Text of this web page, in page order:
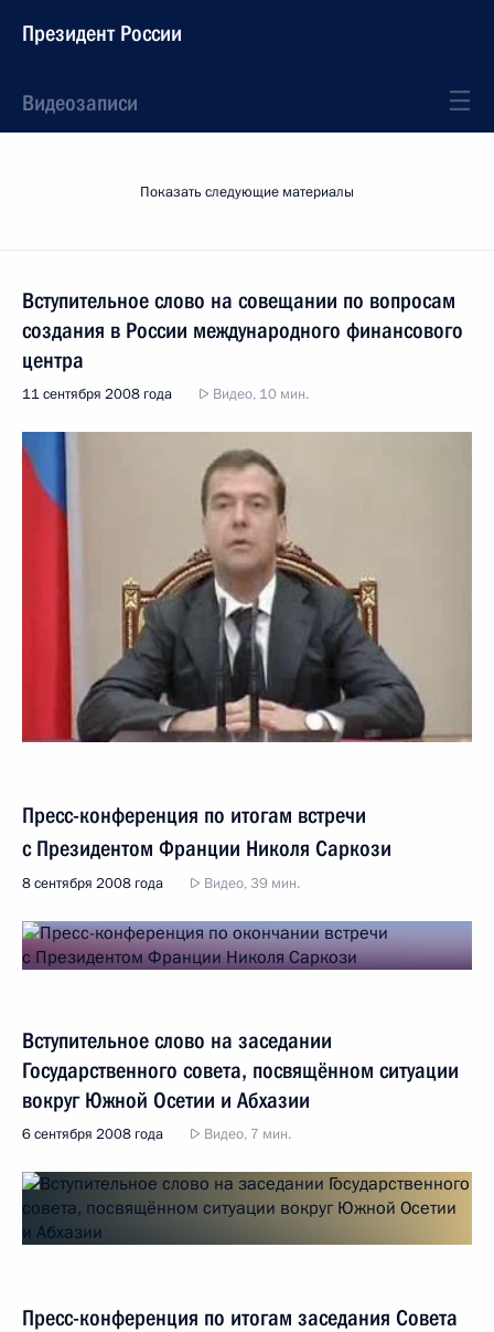
Президент России
Видеозаписи
Показать следующие материалы
Вступительное слово на совещании по вопросам
создания в России международного финансового
центра
11 сентября 2008 года Видео, 10 мин.
Пресс-конференция по итогам встречи
с Президентом Франции Николя Саркози
8 сентября 2008 года Видео, 39 мин.
Вступительное слово на заседании
Государственного совета, посвящённом ситуации
вокруг Южной Осетии и Абхазии
6 сентября 2008 года Видео, 7 мин.
Пресс-конференция по итогам заседания Совета